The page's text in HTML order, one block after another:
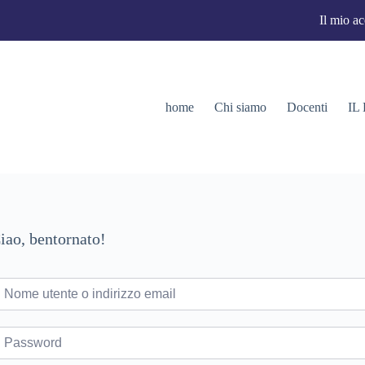
Il mio
home Chi siamo Docenti IL
bentornato!